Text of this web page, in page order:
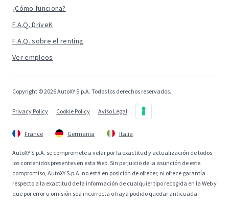
¿Cómo funciona?
F.A.Q. DriveK
F.A.Q. sobre el renting
Ver empleos
Copyright © 2026 AutoXY S.p.A. Todos los derechos reservados.
Privacy Policy Cookie Policy Aviso Legal
France Germania Italia
AutoXY S.p.A. se compromete a velar por la exactitud y actualización de todos
los contenidos presentes en esta Web. Sin perjuicio de la asunción de este
compromiso, AutoXY S.p.A. no está en posición de ofrecer, ni ofrece garantía
respecto a la exactitud de la información de cualquier tipo recogida en la Web y
que por error u omisión sea incorrecta o haya podido quedar anticuada.